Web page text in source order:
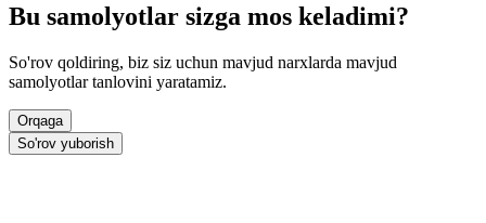
Bu samolyotlar sizga mos keladimi?
So'rov qoldiring, biz siz uchun mavjud narxlarda mavjud
samolyotlar tanlovini yaratamiz.
Orqaga
So'rov yuborish